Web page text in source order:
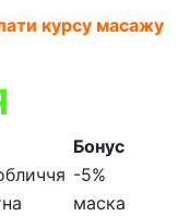
курсу масажу
Бонус
-5%
маска